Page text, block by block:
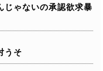
じゃないの承認欲求暴
うそ